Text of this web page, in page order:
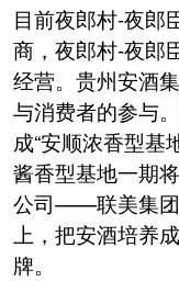
目前夜郎村-夜郎
商，夜郎村-夜郎
经营。贵州安酒
与消费者的参与
成“安顺浓香型基
酱香型基地一期
公司——联美集团
上，把安酒培养
牌。